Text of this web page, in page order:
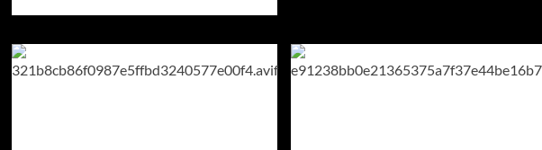
Власти
игру,
участника